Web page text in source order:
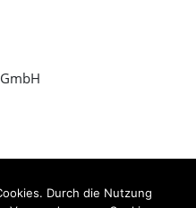
Durch die Nutzung